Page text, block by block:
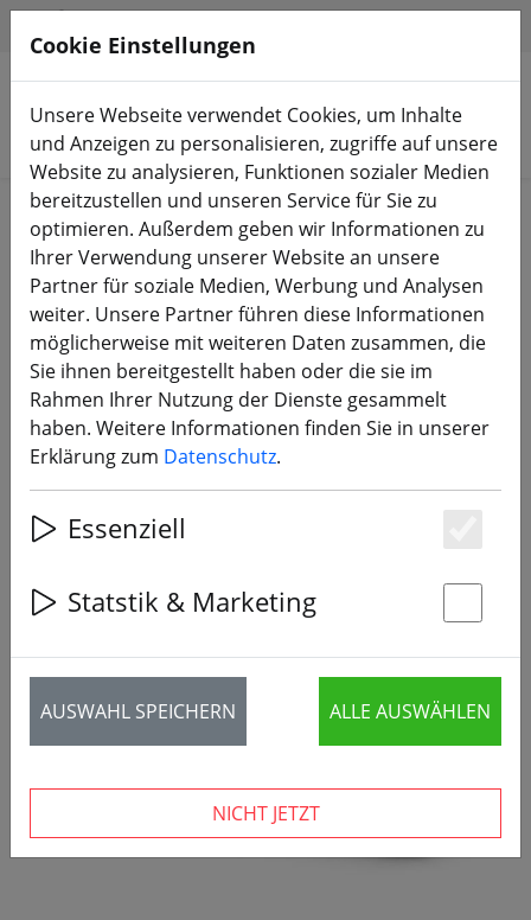
Produkte suchen
Start Equipment RC Fernsteuerung RC-Sender
BETAFPV Lite Radio 3
Funkfernsteuerung
‹ ›
14% SPAREN
Cookie Einstellungen
Unsere Webseite verwendet Cookies, um Inhalte
und Anzeigen zu personalisieren, zugriffe auf unsere
Website zu analysieren, Funktionen sozialer Medien
bereitzustellen und unseren Service für Sie zu
optimieren. Außerdem geben wir Informationen zu
Ihrer Verwendung unserer Website an unsere
Partner für soziale Medien, Werbung und Analysen
weiter. Unsere Partner führen diese Informationen
möglicherweise mit weiteren Daten zusammen, die
Sie ihnen bereitgestellt haben oder die sie im
Rahmen Ihrer Nutzung der Dienste gesammelt
haben. Weitere Informationen finden Sie in unserer
Erklärung zum Datenschutz.
Essenziell
Statstik & Marketing
AUSWAHL SPEICHERN ALLE AUSWÄHLEN
NICHT JETZT